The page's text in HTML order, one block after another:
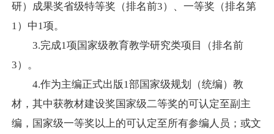
研）成果奖省级特等奖（排名前3）、一等奖（排名第
1）中1项。
3.完成1项国家级教育教学研究类项目（排名前
3）。
4.作为主编正式出版1部国家级规划（统编）教
材，其中获教材建设奖国家级二等奖的可认定至副主
编，国家级一等奖以上的可认定至所有参编人员；或文